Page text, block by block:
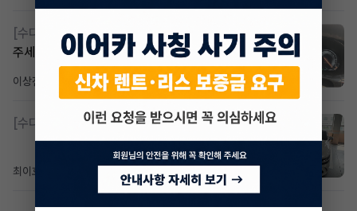
[수다방]
Gv70 승계자분 구합니다 지원금 협의연락
주세요
이상진 조회 193 댓글 1
[수다방] 제네시스 g80 3.5 4륜 거의 풀옵션 페이스
최이호 댓글 0